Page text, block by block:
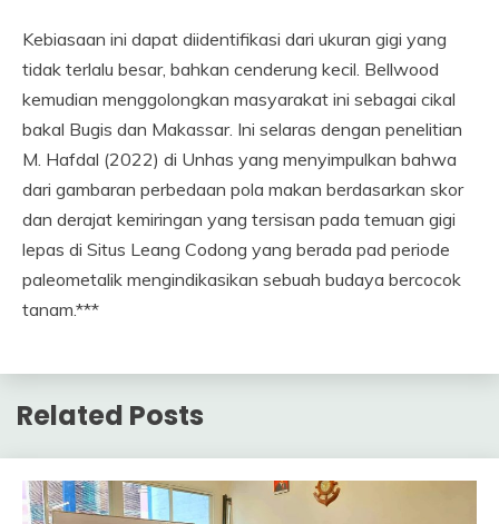
Kebiasaan ini dapat diidentifikasi dari ukuran gigi yang
tidak terlalu besar, bahkan cenderung kecil. Bellwood
kemudian menggolongkan masyarakat ini sebagai cikal
bakal Bugis dan Makassar. Ini selaras dengan penelitian
M. Hafdal (2022) di Unhas yang menyimpulkan bahwa
dari gambaran perbedaan pola makan berdasarkan skor
dan derajat kemiringan yang tersisan pada temuan gigi
lepas di Situs Leang Codong yang berada pad periode
paleometalik mengindikasikan sebuah budaya bercocok
tanam.***
Related Posts